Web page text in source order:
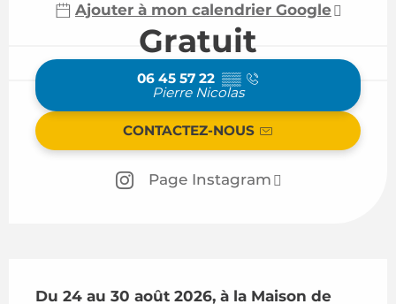
Ajouter à mon calendrier Google
Gratuit
06 45 57 22 ▒▒
Pierre Nicolas
CONTACTEZ-NOUS
Page Instagram
Du 24 au 30 août 2026, à la Maison de